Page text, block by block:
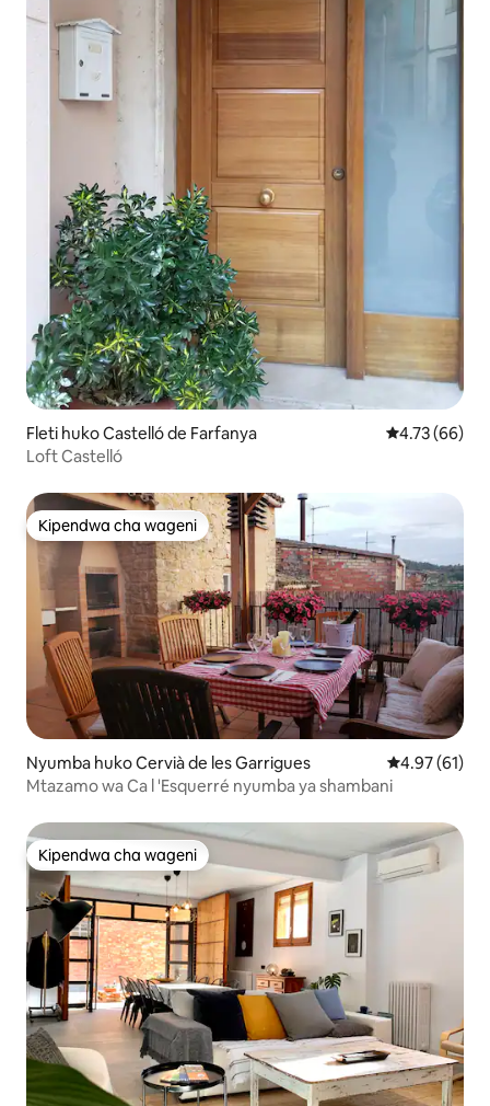
Fleti huko Castelló de Farfanya Ukadiriaji wa
4.73 (66)
Loft Castelló
Kipendwa cha wageni
Kipendwa cha wageni
Nyumba huko Cervià de les Garrigues Ukadiriaji wa
4.97 (61)
Mtazamo wa Ca l 'Esquerré nyumba ya shambani
Kipendwa cha wageni
Kipendwa cha wageni